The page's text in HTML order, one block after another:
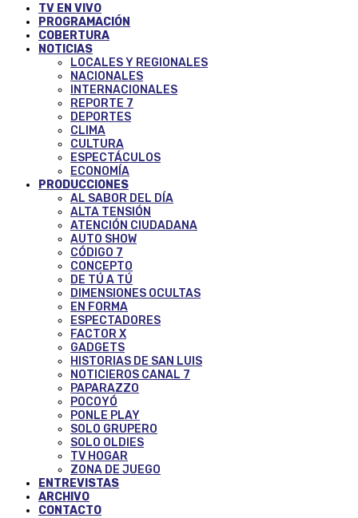
TV EN VIVO
PROGRAMACIÓN
COBERTURA
NOTICIAS
LOCALES Y REGIONALES
NACIONALES
INTERNACIONALES
REPORTE 7
DEPORTES
CLIMA
CULTURA
ESPECTÁCULOS
ECONOMÍA
PRODUCCIONES
AL SABOR DEL DÍA
ALTA TENSIÓN
ATENCIÓN CIUDADANA
AUTO SHOW
CÓDIGO 7
CONCEPTO
DE TÚ A TÚ
DIMENSIONES OCULTAS
EN FORMA
ESPECTADORES
FACTOR X
GADGETS
HISTORIAS DE SAN LUIS
NOTICIEROS CANAL 7
PAPARAZZO
POCOYÓ
PONLE PLAY
SOLO GRUPERO
SOLO OLDIES
TV HOGAR
ZONA DE JUEGO
ENTREVISTAS
ARCHIVO
CONTACTO